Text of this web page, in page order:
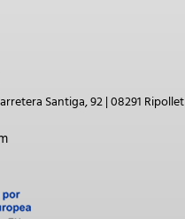
Santiga, 92 | 08291 Ripollet